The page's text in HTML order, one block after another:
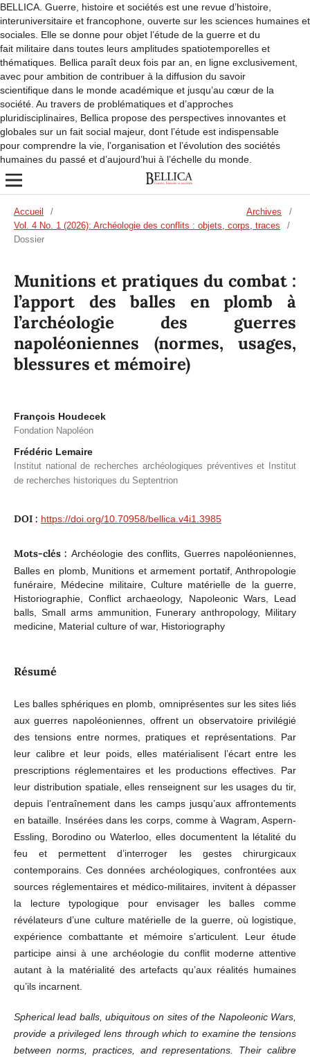
BELLICA. Guerre, histoire et sociétés est une revue d’histoire,
interuniversitaire et francophone, ouverte sur les sciences humaines et
sociales. Elle se donne pour objet l’étude de la guerre et du
fait militaire dans toutes leurs amplitudes spatiotemporelles et
thématiques. Bellica paraît deux fois par an, en ligne exclusivement,
avec pour ambition de contribuer à la diffusion du savoir
scientifique dans le monde académique et jusqu’au cœur de la
société. Au travers de problématiques et d’approches
pluridisciplinaires, Bellica propose des perspectives innovantes et
globales sur un fait social majeur, dont l’étude est indispensable
pour comprendre la vie, l’organisation et l’évolution des sociétés
humaines du passé et d’aujourd’hui à l’échelle du monde.
Accueil / Archives
/
Vol. 4 No. 1 (2026): Archéologie des conflits : objets, corps, traces
/
Dossier
Munitions et pratiques du combat :
l’apport des balles en plomb à
l’archéologie des guerres
napoléoniennes (normes, usages,
blessures et mémoire)
François Houdecek
Fondation Napoléon
Frédéric Lemaire
Institut national de recherches archéologiques préventives et Institut
de recherches historiques du Septentrion
DOI : https://doi.org/10.70958/bellica.v4i1.3985
Mots-clés : Archéologie des conflits, Guerres napoléoniennes,
Balles en plomb, Munitions et armement portatif, Anthropologie
funéraire, Médecine militaire, Culture matérielle de la guerre,
Historiographie, Conflict archaeology, Napoleonic Wars, Lead
balls, Small arms ammunition, Funerary anthropology, Military
medicine, Material culture of war, Historiography
Résumé
Les balles sphériques en plomb, omniprésentes sur les sites liés
aux guerres napoléoniennes, offrent un observatoire privilégié
des tensions entre normes, pratiques et représentations. Par
leur calibre et leur poids, elles matérialisent l’écart entre les
prescriptions réglementaires et les productions effectives. Par
leur distribution spatiale, elles renseignent sur les usages du tir,
depuis l’entraînement dans les camps jusqu’aux affrontements
en bataille. Insérées dans les corps, comme à Wagram, Aspern-
Essling, Borodino ou Waterloo, elles documentent la létalité du
feu et permettent d’interroger les gestes chirurgicaux
contemporains. Ces données archéologiques, confrontées aux
sources réglementaires et médico-militaires, invitent à dépasser
la lecture typologique pour envisager les balles comme
révélateurs d’une culture matérielle de la guerre, où logistique,
expérience combattante et mémoire s’articulent. Leur étude
participe ainsi à une archéologie du conflit moderne attentive
autant à la matérialité des artefacts qu’aux réalités humaines
qu’ils incarnent.
Spherical lead balls, ubiquitous on sites of the Napoleonic Wars,
provide a privileged lens through which to examine the tensions
between norms, practices, and representations. Their calibre